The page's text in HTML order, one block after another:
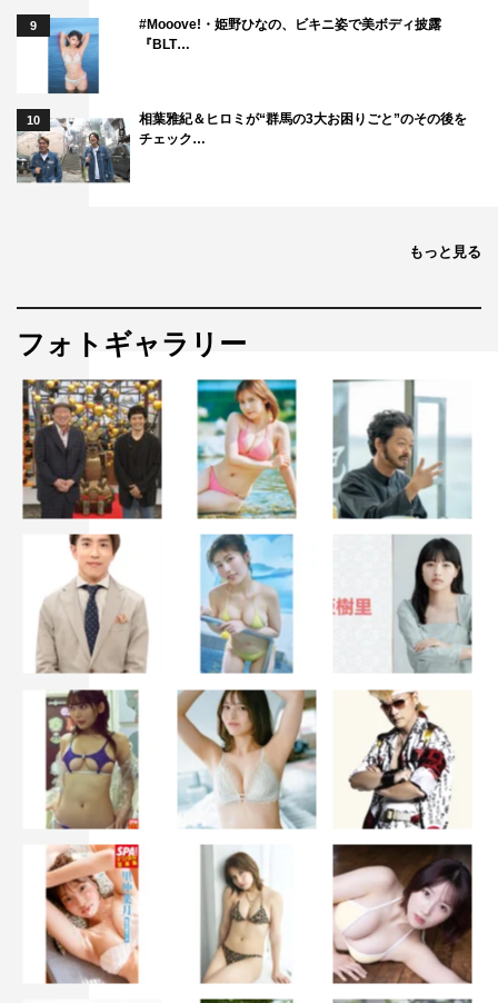
9
#Mooove!・姫野ひなの、ビキニ姿で美ボディ披露
『BLT…
10
相葉雅紀＆ヒロミが“群馬の3大お困りごと”のその後を
チェック…
もっと見る
フォトギャラリー